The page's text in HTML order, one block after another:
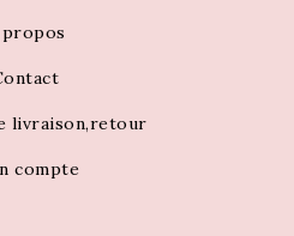
propos
livraison,retour
compte